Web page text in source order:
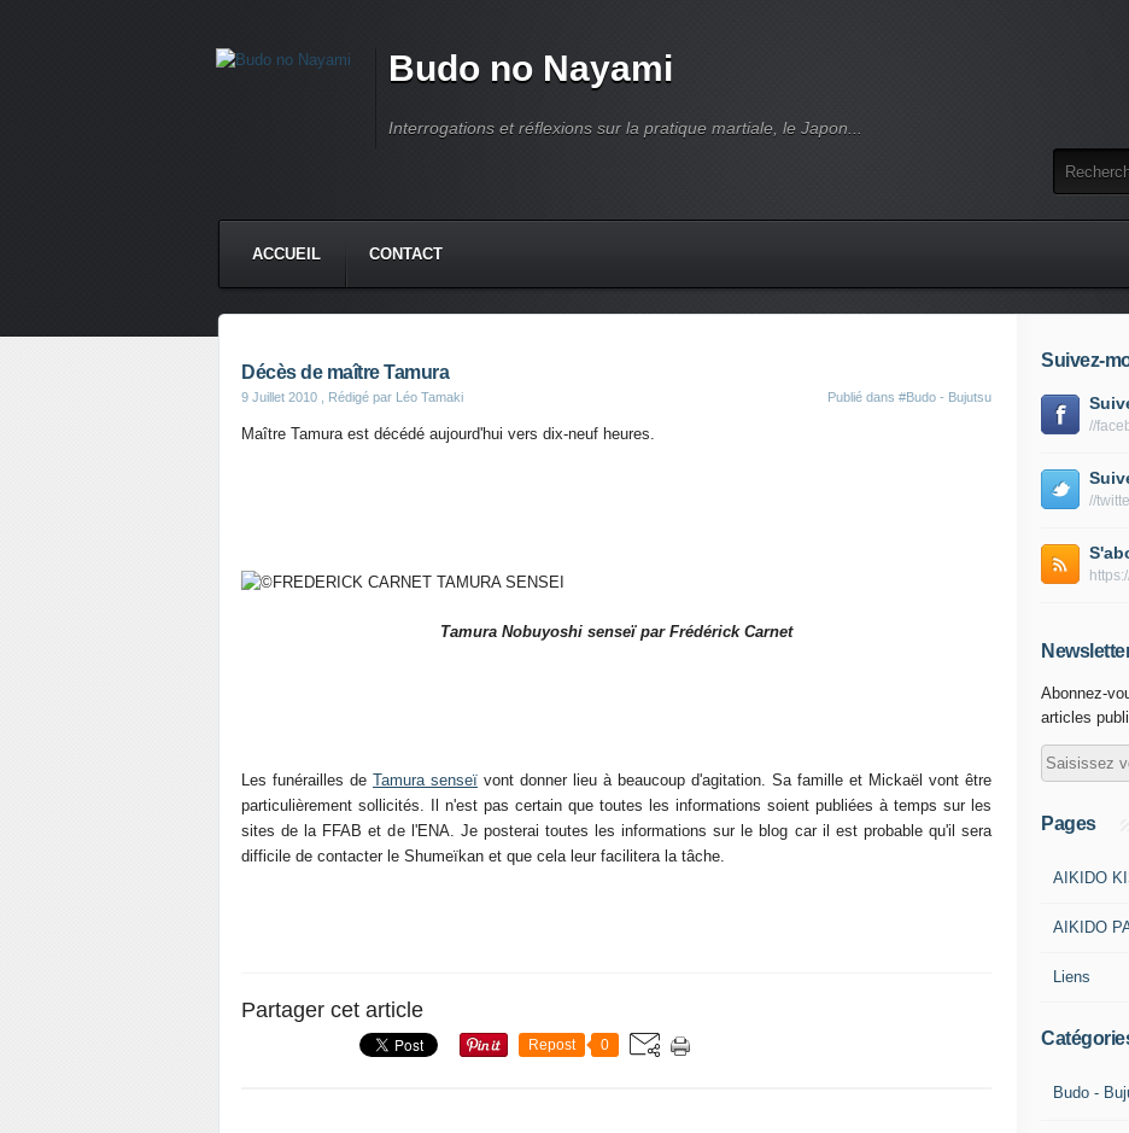
Budo no Nayami
Interrogations et réflexions sur la pratique martiale, le Japon...
ACCUEIL CONTACT
Décès de maître Tamura
9 Juillet 2010 , Rédigé par Léo Tamaki Publié dans #Budo - Bujutsu
Maître Tamura est décédé aujourd'hui vers dix-neuf heures.
Tamura Nobuyoshi senseï par Frédérick Carnet
Les funérailles de Tamura senseï vont donner lieu à beaucoup d'agitation. Sa famille et Mickaël vont être
particulièrement sollicités. Il n'est pas certain que toutes les informations soient publiées à temps sur les
sites de la FFAB et de l'ENA. Je posterai toutes les informations sur le blog car il est probable qu'il sera
difficile de contacter le Shumeïkan et que cela leur facilitera la tâche.
Partager cet article
Repost 0
Suivez-
//
Abonnez-
articles
Pages
AIKIDO
AIKIDO
Liens
Budo -